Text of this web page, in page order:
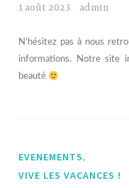
1 août 2023 admin
N’hésitez pas à nous
informations. Notre site
beauté
EVENEMENTS
VIVE LES VACANCES !